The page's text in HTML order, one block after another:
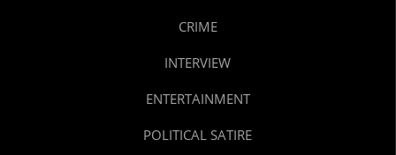
CRIME
INTERVIEW
ENTERTAINMENT
POLITICAL SATIRE